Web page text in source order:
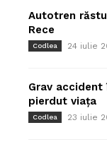
Autotren
Rece
Codlea 24 iulie
Grav accident
pierdut viața
Codlea 23 iulie